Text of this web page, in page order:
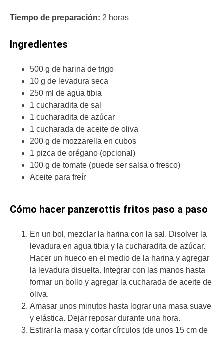
Tiempo de preparación: 2 horas
Ingredientes
500 g de harina de trigo
10 g de levadura seca
250 ml de agua tibia
1 cucharadita de sal
1 cucharadita de azúcar
1 cucharada de aceite de oliva
200 g de mozzarella en cubos
1 pizca de orégano (opcional)
100 g de tomate (puede ser salsa o fresco)
Aceite para freír
Cómo hacer panzerottis fritos paso a paso
En un bol, mezclar la harina con la sal. Disolver la
levadura en agua tibia y la cucharadita de azúcar.
Hacer un hueco en el medio de la harina y agregar
la levadura disuelta. Integrar con las manos hasta
formar un bollo y agregar la cucharada de aceite de
oliva.
Amasar unos minutos hasta lograr una masa suave
y elástica. Dejar reposar durante una hora.
Estirar la masa y cortar círculos (de unos 15 cm de